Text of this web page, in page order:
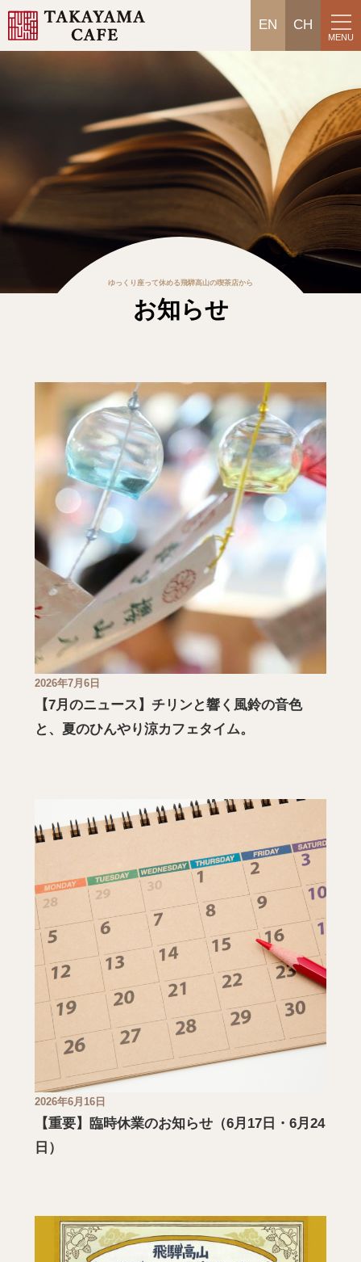
EN CH
MENU
ゆっくり座って休める飛騨高山の喫茶店から
お知らせ
2026年7月6日
【7月のニュース】チリンと響く風鈴の音色
と、夏のひんやり涼カフェタイム。
2026年6月16日
【重要】臨時休業のお知らせ（6月17日・6月24
日）